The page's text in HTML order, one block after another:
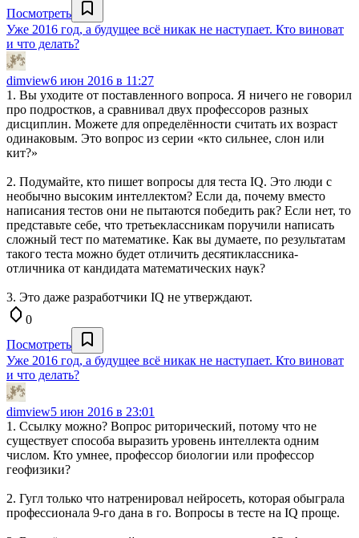
Посмотреть
Уже 2016 год, а будущее всё никак не наступает. Кто виноват
и что делать?
dimview6 июн 2016 в 11:27
1. Вы уходите от поставленного вопроса. Я ничего не говорил
про подростков, а сравнивал двух профессоров разных
дисциплин. Можете для определённости считать их возраст
одинаковым. Это вопрос из серии «кто сильнее, слон или
кит?»
2. Подумайте, кто пишет вопросы для теста IQ. Это люди с
необычно высоким интеллектом? Если да, почему вместо
написания тестов они не пытаются победить рак? Если нет, то
представьте себе, что третьеклассникам поручили написать
сложный тест по математике. Как вы думаете, по результатам
такого теста можно будет отличить десятиклассника-
отличника от кандидата математических наук?
3. Это даже разработчики IQ не утверждают.
0
Посмотреть
Уже 2016 год, а будущее всё никак не наступает. Кто виноват
и что делать?
dimview5 июн 2016 в 23:01
1. Ссылку можно? Вопрос риторический, потому что не
существует способа выразить уровень интеллекта одним
числом. Кто умнее, профессор биологии или профессор
геофизики?
2. Гугл только что натренировал нейросеть, которая обыграла
профессионала 9-го дана в го. Вопросы в тесте на IQ проще.